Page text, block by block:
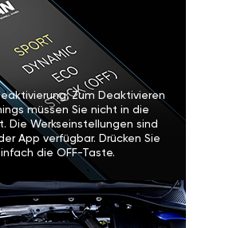
Zum Deaktivieren
müssen Sie nicht in die
Die Werkseinstellungen sind
App verfügbar. Drücken Sie
die OFF-Taste.